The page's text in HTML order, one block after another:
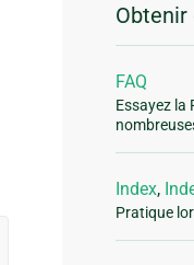
Obtenir
FAQ
Essayez la
Index,
Pratique